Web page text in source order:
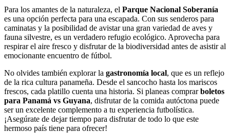
Para los amantes de la naturaleza, el Parque Nacional Soberanía
es una opción perfecta para una escapada. Con sus senderos para
caminatas y la posibilidad de avistar una gran variedad de aves y
fauna silvestre, es un verdadero refugio ecológico. Aprovecha para
respirar el aire fresco y disfrutar de la biodiversidad antes de asistir al
emocionante encuentro de fútbol.
No olvides también explorar la gastronomía local, que es un reflejo
de la rica cultura panameña. Desde el sancocho hasta los mariscos
frescos, cada platillo cuenta una historia. Si planeas comprarboletos
para Panamá vs Guyana, disfrutar de la comida autóctona puede
ser un excelente complemento a tu experiencia futbolística.
¡Asegúrate de dejar tiempo para disfrutar de todo lo que este
hermoso país tiene para ofrecer!